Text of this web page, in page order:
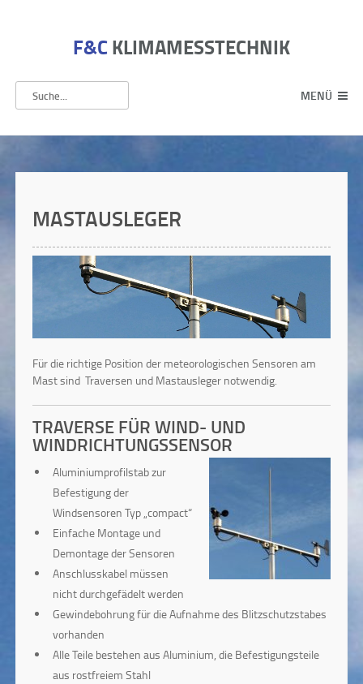
F&C KLIMAMESSTECHNIK
MENÜ
MASTAUSLEGER
Für die richtige Position der meteorologischen Sensoren am
Mast sind Traversen und Mastausleger notwendig.
TRAVERSE FÜR WIND- UND
WINDRICHTUNGSSENSOR
Aluminiumprofilstab zur
Befestigung der
Windsensoren Typ „compact“
Einfache Montage und
Demontage der Sensoren
Anschlusskabel müssen
nicht durchgefädelt werden
Gewindebohrung für die Aufnahme des Blitzschutzstabes
vorhanden
Alle Teile bestehen aus Aluminium, die Befestigungsteile
aus rostfreiem Stahl